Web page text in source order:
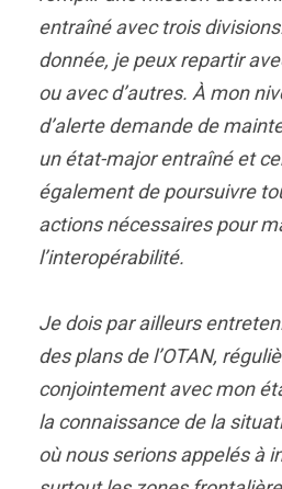
entraîné avec trois
donnée, je peux repartir
ou avec d’autres. À mon
d’alerte demande de
un état-major entraîné et
également de poursuivre
actions nécessaires pour
l’interopérabilité.
Je dois par ailleurs
des plans de l’OTAN,
conjointement avec mon
la connaissance de la
où nous serions appelés à